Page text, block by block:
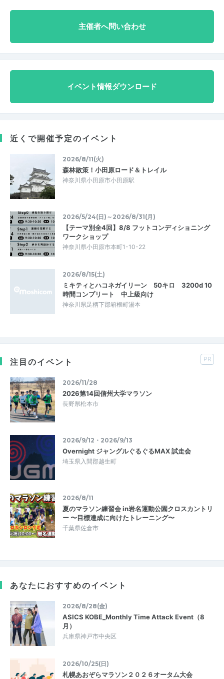
主催者へ問い合わせ
イベント情報ダウンロード
近くで開催予定のイベント
2026/8/11(火)
森林散策！小田原ロード＆トレイル
神奈川県小田原市小田原駅
2026/5/24(日)～2026/8/31(月)
【テーマ別全4回】8/8 フットコンディショニング
ワークショップ
神奈川県小田原市本町1-10-22
2026/8/15(土)
ミキティとハコネガイリーン 50キロ 3200d 10
時間コンプリート 中上級向け
神奈川県足柄下郡箱根町湯本
注目のイベント PR
2026/11/28
2026第14回信州大学マラソン
長野県松本市
2026/9/12・2026/9/13
Overnight ジャングルぐるぐるMAX 試走会
埼玉県入間郡越生町
2026/8/11
夏のマラソン練習会 in岩名運動公園クロスカントリ
ー 〜目標達成に向けたトレーニング〜
千葉県佐倉市
あなたにおすすめのイベント
2026/8/28(金)
ASICS KOBE_Monthly Time Attack Event（8
月）
兵庫県神戸市中央区
2026/10/25(日)
札幌あおぞらマラソン２０２６オータム大会